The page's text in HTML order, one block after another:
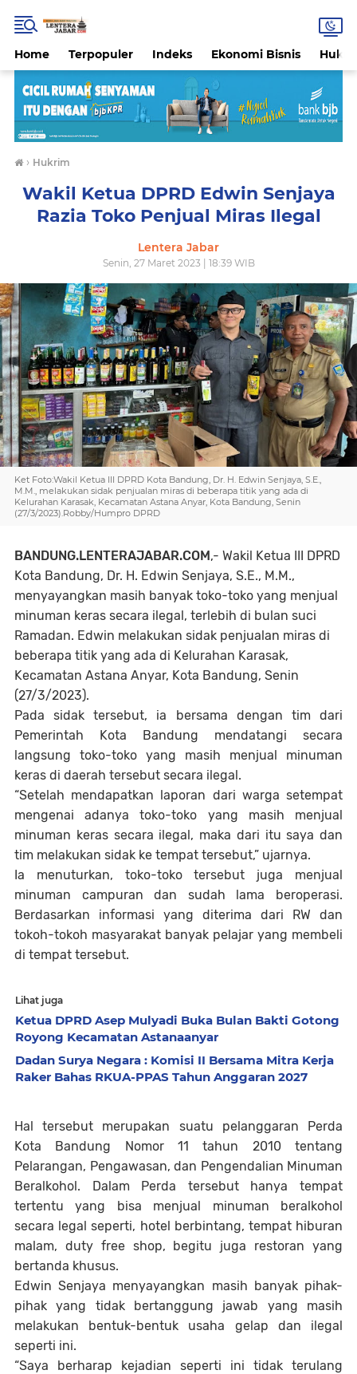
Home Terpopuler Indeks Ekonomi Bisnis
› Hukrim
Wakil Ketua DPRD Edwin Senjaya
Razia Toko Penjual Miras Ilegal
Lentera Jabar
Senin, 27 Maret 2023 | 18:39 WIB
Ket Foto:Wakil Ketua III DPRD Kota Bandung, Dr. H. Edwin Senjaya, S.E.,
M.M., melakukan sidak penjualan miras di beberapa titik yang ada di
Kelurahan Karasak, Kecamatan Astana Anyar, Kota Bandung, Senin
(27/3/2023).Robby/Humpro DPRD
BANDUNG.LENTERAJABAR.COM,- Wakil Ketua III DPRD
Kota Bandung, Dr. H. Edwin Senjaya, S.E., M.M.,
menyayangkan masih banyak toko-toko yang menjual
minuman keras secara ilegal, terlebih di bulan suci
Ramadan. Edwin melakukan sidak penjualan miras di
beberapa titik yang ada di Kelurahan Karasak,
Kecamatan Astana Anyar, Kota Bandung, Senin
(27/3/2023).
Pada sidak tersebut, ia bersama dengan tim dari
Pemerintah Kota Bandung mendatangi secara
langsung toko-toko yang masih menjual minuman
keras di daerah tersebut secara ilegal.
“Setelah mendapatkan laporan dari warga setempat
mengenai adanya toko-toko yang masih menjual
minuman keras secara ilegal, maka dari itu saya dan
tim melakukan sidak ke tempat tersebut,” ujarnya.
Ia menuturkan, toko-toko tersebut juga menjual
minuman campuran dan sudah lama beroperasi.
Berdasarkan informasi yang diterima dari RW dan
tokoh-tokoh masyarakat banyak pelajar yang membeli
di tempat tersebut.
Lihat juga
Ketua DPRD Asep Mulyadi Buka Bulan Bakti Gotong
Royong Kecamatan Astanaanyar
Dadan Surya Negara : Komisi II Bersama Mitra Kerja
Raker Bahas RKUA-PPAS Tahun Anggaran 2027
Hal tersebut merupakan suatu pelanggaran Perda
Kota Bandung Nomor 11 tahun 2010 tentang
Pelarangan, Pengawasan, dan Pengendalian Minuman
Beralkohol. Dalam Perda tersebut hanya tempat
tertentu yang bisa menjual minuman beralkohol
secara legal seperti, hotel berbintang, tempat hiburan
malam, duty free shop, begitu juga restoran yang
bertanda khusus.
Edwin Senjaya menyayangkan masih banyak pihak-
pihak yang tidak bertanggung jawab yang masih
melakukan bentuk-bentuk usaha gelap dan ilegal
seperti ini.
“Saya berharap kejadian seperti ini tidak terulang